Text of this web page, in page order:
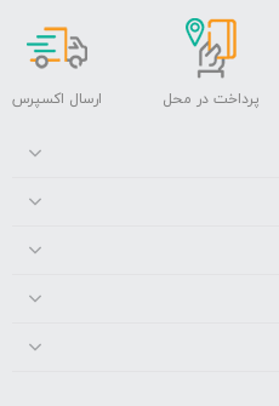
پرداخت در محل ارسال اکسپرس